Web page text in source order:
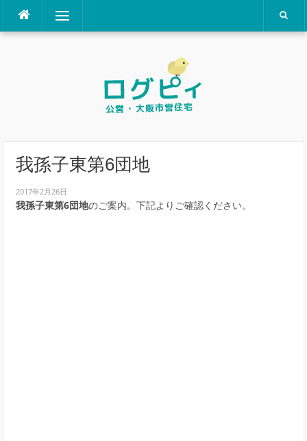
テ
メニュー
我孫子東第6団地
2017年2月26日
我孫子東第6団地のご案内。下記よりご確認ください。